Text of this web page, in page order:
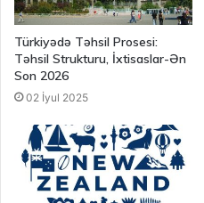
Türkiyədə Təhsil Prosesi:
Təhsil Strukturu, İxtisaslar-Ən
Son 2026
02 İyul 2025